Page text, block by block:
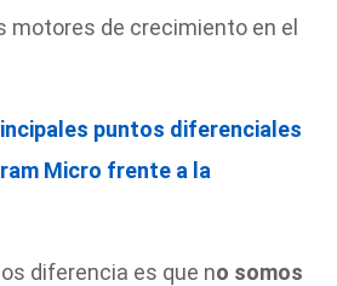
motores de crecimiento en el
puntos diferenciales
Micro frente a la
diferencia es que no somos